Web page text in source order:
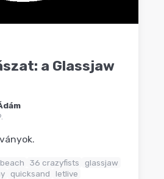
a Glassjaw
36 crazyfists
glassjaw
quicksand
letlive